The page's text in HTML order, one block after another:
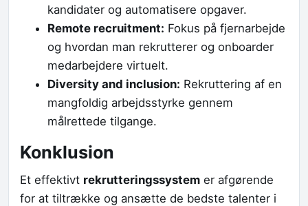
kandidater og automatisere opgaver.
Remote recruitment: Fokus på fjernarbejde
og hvordan man rekrutterer og onboarder
medarbejdere virtuelt.
Diversity and inclusion: Rekruttering af en
mangfoldig arbejdsstyrke gennem
målrettede tilgange.
Konklusion
Et effektivt rekrutteringssystem er afgørende
for at tiltrække og ansætte de bedste talenter i